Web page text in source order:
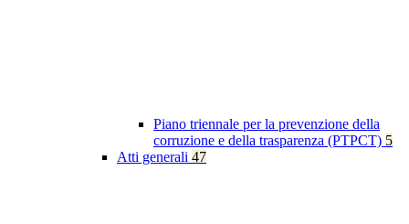
Piano triennale per la prevenzione della
corruzione e della trasparenza (PTPCT) 5
Atti generali 47